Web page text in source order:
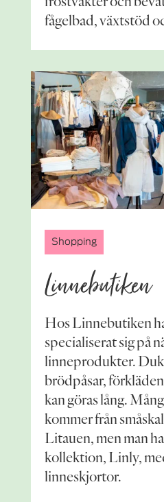
fågelbad, växtstöd
Shopping
Linnebutiken
Hos Linnebutiken
specialiserat sig på
linneprodukter.
brödpåsar,
kan göras lång.
kommer från
Litauen, men man
kollektion, Linly,
linneskjortor.